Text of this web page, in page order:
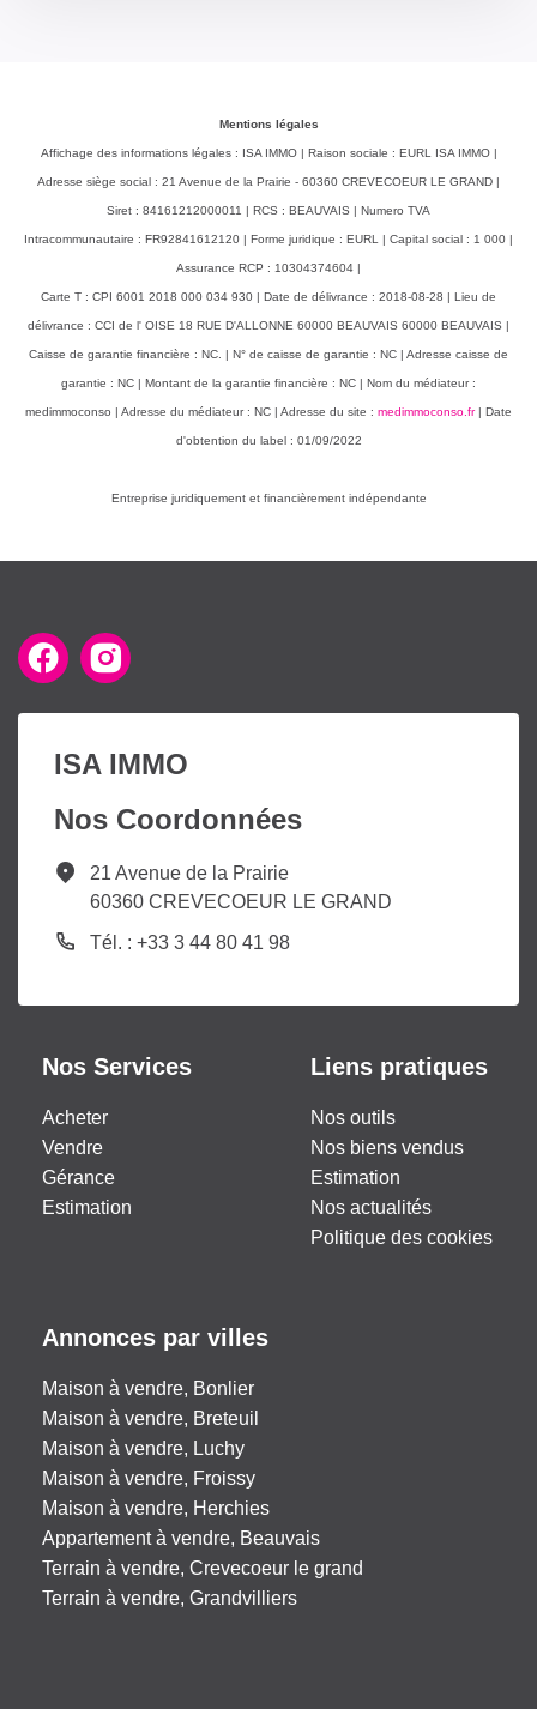
Mentions légales
Affichage des informations légales : ISA IMMO | Raison sociale : EURL ISA IMMO |
Adresse siège social : 21 Avenue de la Prairie - 60360 CREVECOEUR LE GRAND |
Siret : 84161212000011 | RCS : BEAUVAIS | Numero TVA
Intracommunautaire : FR92841612120 | Forme juridique : EURL | Capital social : 1 000 |
Assurance RCP : 10304374604 |
Carte T : CPI 6001 2018 000 034 930 | Date de délivrance : 2018-08-28 | Lieu de
délivrance : CCI de l' OISE 18 RUE D'ALLONNE 60000 BEAUVAIS 60000 BEAUVAIS |
Caisse de garantie financière : NC. | N° de caisse de garantie : NC | Adresse caisse de
garantie : NC | Montant de la garantie financière : NC | Nom du médiateur :
medimmoconso | Adresse du médiateur : NC | Adresse du site : medimmoconso.fr| Date
d'obtention du label : 01/09/2022
Entreprise juridiquement et financièrement indépendante
ISA IMMO
Nos Coordonnées
21 Avenue de la Prairie
60360 CREVECOEUR LE GRAND
Tél. : +33 3 44 80 41 98
Nos Services
Acheter
Vendre
Gérance
Estimation
Liens pratiques
Nos outils
Nos biens vendus
Estimation
Nos actualités
Politique des cookies
Annonces par villes
Maison à vendre, Bonlier
Maison à vendre, Breteuil
Maison à vendre, Luchy
Maison à vendre, Froissy
Maison à vendre, Herchies
Appartement à vendre, Beauvais
Terrain à vendre, Crevecoeur le grand
Terrain à vendre, Grandvilliers